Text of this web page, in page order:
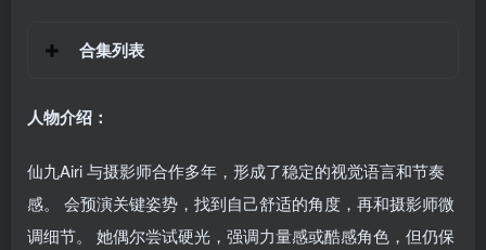
合集列表
人物介绍：
仙九Airi 与摄影师合作多年，形成了稳定的视觉语言和节奏
感。 会预演关键姿势，找到自己舒适的角度，再和摄影师微
调细节。 她偶尔尝试硬光，强调力量感或酷感角色，但仍保